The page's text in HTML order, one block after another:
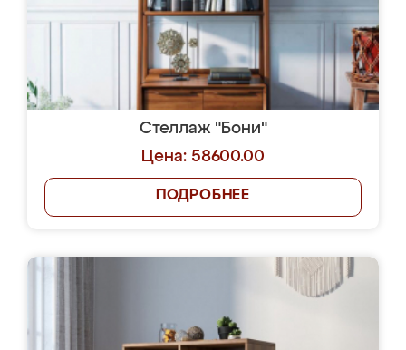
Стеллаж "Бони"
Цена: 58600.00
ПОДРОБНЕЕ